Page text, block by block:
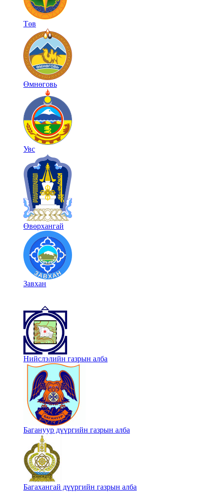
Төв
Өмнөговь
Увс
Өвөрхангай
Завхан
Нийслэлийн газрын алба
Багануур дүүргийн газрын алба
Багахангай дүүргийн газрын алба